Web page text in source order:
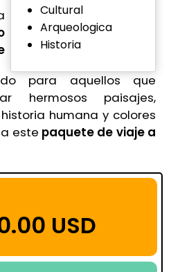
Cultural
Arqueologica
Historia
para aquellos que
hermosos paisajes,
humana y colores
este paquete de viaje a
USD